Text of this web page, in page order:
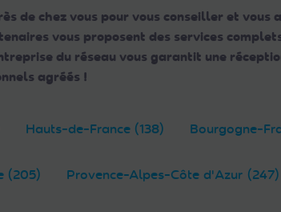
de chez vous pour vous conseiller et
vous proposent des services
du réseau vous garantit une
agréés !
Hauts-de-France (138) Bourgogne-
(205) Provence-Alpes-Côte d'Azur (247)